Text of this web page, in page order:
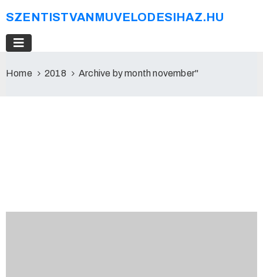
SZENTISTVANMUVELODESIHAZ.HU
Home 2018 Archive by month november"